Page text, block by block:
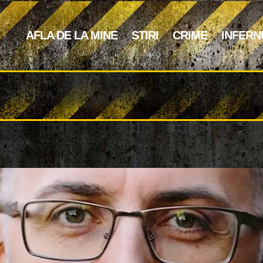
AFLA DE LA MINE STIRI CRIME